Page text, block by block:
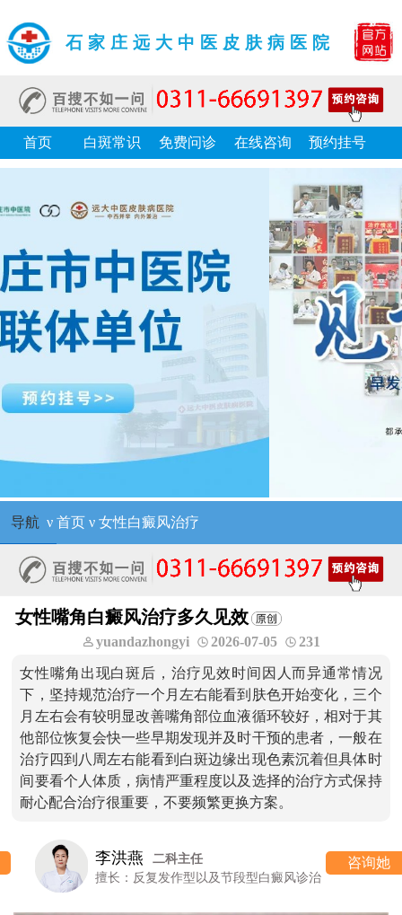
石家庄远大中医皮肤病医院
首页 白斑常识 免费问诊 在线咨询 预约挂号
导航 ν 首页ν 女性白癜风治疗
女性嘴角白癜风治疗多久见效
yuandazhongyi 2026-07-05 231
女性嘴角出现白斑后，治疗见效时间因人而异通常情况
下，坚持规范治疗一个月左右能看到肤色开始变化，三个
月左右会有较明显改善嘴角部位血液循环较好，相对于其
他部位恢复会快一些早期发现并及时干预的患者，一般在
治疗四到八周左右能看到白斑边缘出现色素沉着但具体时
间要看个人体质，病情严重程度以及选择的治疗方式保持
耐心配合治疗很重要，不要频繁更换方案。
李洪燕
二科主任
擅长：反复发作型以及节段型白癜风诊治
咨询她